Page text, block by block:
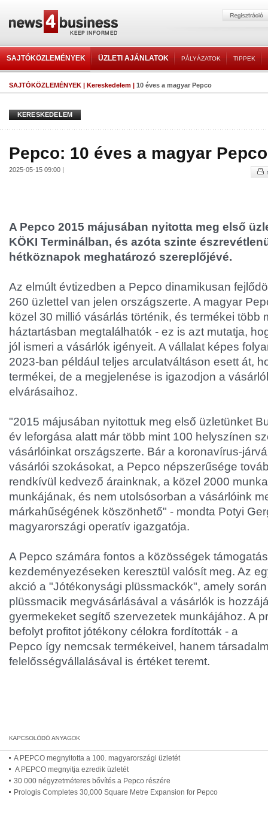
SAJTÓKÖZLEMÉNYEK ÜZLETI AJÁNLATOK PÁLYÁZATOK TIPPEK
SAJTÓKÖZLEMÉNYEK | Kereskedelem | 10 éves a magyar Pepco
KERESKEDELEM
Pepco: 10 éves a magyar Pepco
2025-05-15 09:00 |
A Pepco 2015 májusában nyitotta meg első
KÖKI Terminálban, és azóta szinte
hétköznapok meghatározó szereplőjévé.
Az elmúlt évtizedben a Pepco dinamikusan
260 üzlettel van jelen országszerte. A magyar
közel 30 millió vásárlás történik, és termékei több
háztartásban megtalálhatók - ez is azt mutatja,
jól ismeri a vásárlók igényeit. A vállalat képes
2023-ban például teljes arculatváltáson esett át,
termékei, de a megjelenése is igazodjon a
elvárásaihoz.
"2015 májusában nyitottuk meg első üzletünket
év leforgása alatt már több mint 100 helyszínen
vásárlóinkat országszerte. Bár a koronavírus-
vásárlói szokásokat, a Pepco népszerűsége
rendkívül kedvező árainknak, a közel 2000
munkájának, és nem utolsósorban a vásárlóink
márkahűségének köszönhető" - mondta Potyi
magyarországi operatív igazgatója.
A Pepco számára fontos a közösségek
kezdeményezéseken keresztül valósít meg. Az
akció a "Jótékonysági plüssmackók", amely
plüssmacik megvásárlásával a vásárlók is
gyermekeket segítő szervezetek munkájához. A
befolyt profitot jótékony célokra fordították - a
Pepco így nemcsak termékeivel, hanem
felelősségvállalásával is értéket teremt.
A PEPCO megnyitotta a 100. magyarországi üzletét
A PEPCO megnyitja ezredik üzletét
30 000 négyzetméteres bővítés a Pepco részére
Prologis Completes 30,000 Square Metre Expansion for Pepco